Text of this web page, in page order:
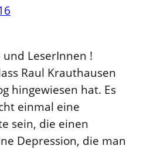
LeserInnen !
Raul Krauthausen
hingewiesen hat. Es
einmal eine
sein, die einen
Depression, die man